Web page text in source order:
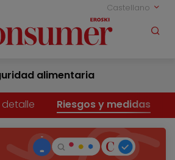
Castellano
alimentaria
Riesgos y medidas